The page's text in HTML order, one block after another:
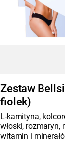
Zestaw
fiolek)
L-karnityna,
włoski, rozmaryn,
witamin i